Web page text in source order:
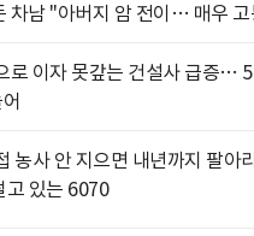
차남 "아버지 암 전이… 매우
로 이자 못갚는 건설사 급증…
농사 안 지으면 내년까지 팔
고 있는 6070